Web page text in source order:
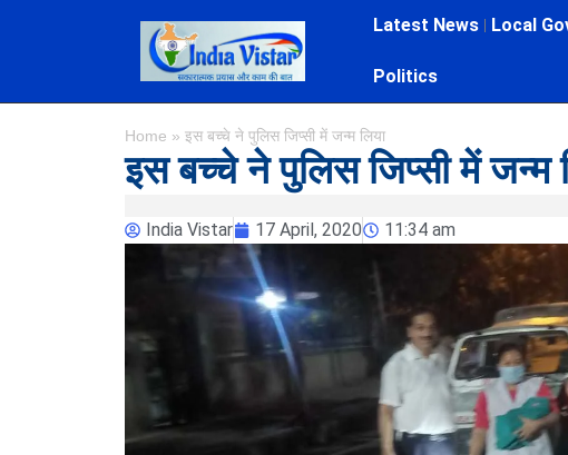
Latest News Local
Politics
Home » इस बच्चे ने पुलिस जिप्सी में जन्म लिया
इस बच्चे ने पुलिस जिप्सी में जन्म
India Vistar 17 April, 2020 11:34 am